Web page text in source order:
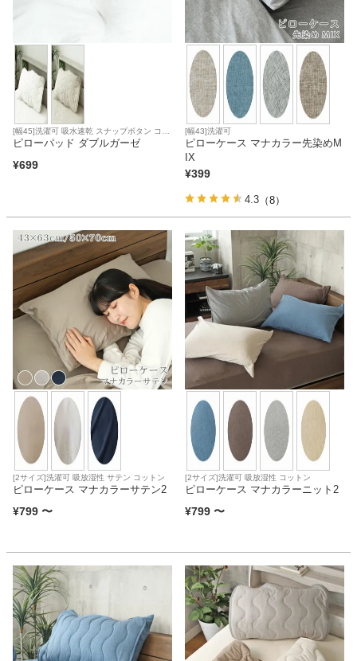
[幅45]洗濯可 吸水速乾 スナップボタン コッ
トン
ピローパッド ダブルガーゼ
¥699
[幅43]洗濯可
ピローケース マナカラー先染めM
IX
¥399
4.3 （8）
[2サイズ]洗濯可 吸放湿性 サテン コットン
ピローケース マナカラーサテン2
¥799 〜
[2サイズ]洗濯可 吸放湿性 コットン
ピローケース マナカラーニット2
¥799 〜